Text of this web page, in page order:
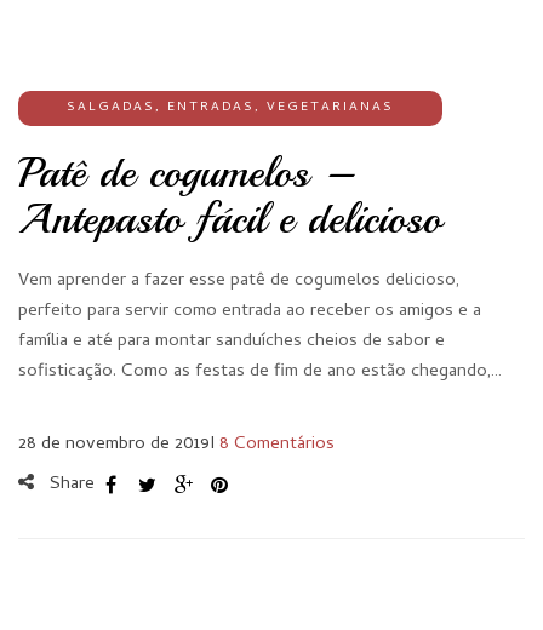
SALGADAS, ENTRADAS, VEGETARIANAS
Patê de cogumelos –
Antepasto fácil e delicioso
Vem aprender a fazer esse patê de cogumelos delicioso,
perfeito para servir como entrada ao receber os amigos e a
família e até para montar sanduíches cheios de sabor e
sofisticação. Como as festas de fim de ano estão chegando,…
28 de novembro de 2019I 8 Comentários
Share